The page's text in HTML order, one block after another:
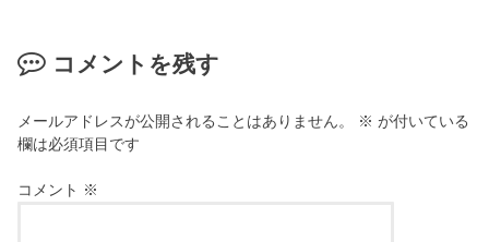
コメントを残す
メールアドレスが公開されることはありません。 ※ が付いている
欄は必須項目です
コメント ※